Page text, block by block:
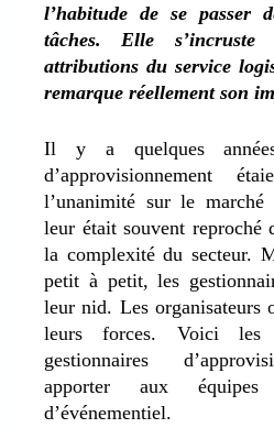
l’habitude de se passer
tâches. Elle
attributions du service
remarque réellement son
Il y a quelques
d’approvisionnement
l’unanimité sur le marché
leur était souvent reproché
la complexité du secteur.
petit à petit, les
leur nid. Les organisateurs
leurs forces. Voici
gestionnaires
apporter aux
d’événementiel.